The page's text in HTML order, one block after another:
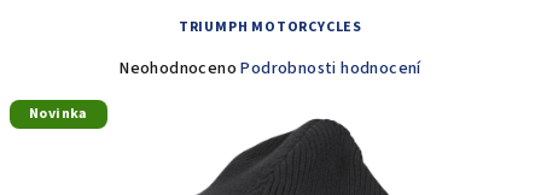
TRIUMPH MOTORCYCLES
Průměrné
Neohodnoceno Podrobnosti hodnocení
Novinka